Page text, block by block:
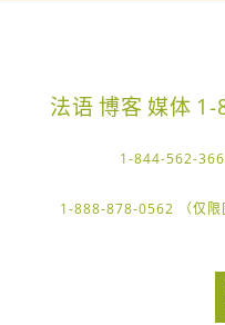
法语博客 媒体 1-
1-844-562-
1-888-878-0562 （仅限